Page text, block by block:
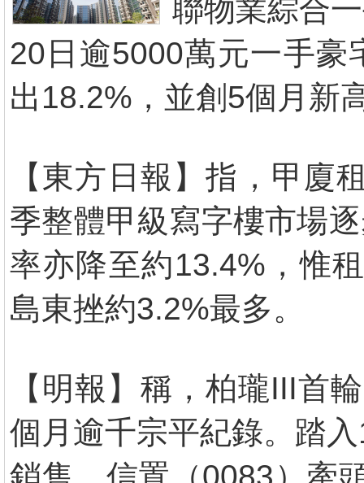
聯物業綜合
20日逾5000萬元一手
出18.2%，並創5個月新
【東方日報】指，甲廈
季整體甲級寫字樓市場
率亦降至約13.4%，惟
島東挫約3.2%最多。
【明報】稱，柏瓏III首
個月逾千宗平紀錄。踏